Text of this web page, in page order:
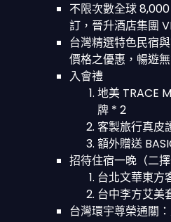
不限次數全球
訂，晉升酒店集團
台灣精選特色民宿
價格之優惠，暢遊
入會禮
地美 TRACE
牌 * 2
客製旅行真皮
額外贈送
招待住宿一晚（二擇
台北文華東方
台中李方艾美
台灣環宇尊榮通關